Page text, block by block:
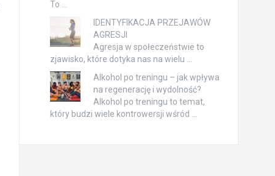
To …
IDENTYFIKACJA PRZEJAWÓW
AGRESJI
Agresja w społeczeństwie to
zjawisko, które dotyka nas na wielu …
Alkohol po treningu – jak wpływa
na regenerację i wydolność?
Alkohol po treningu to temat,
który budzi wiele kontrowersji wśród …